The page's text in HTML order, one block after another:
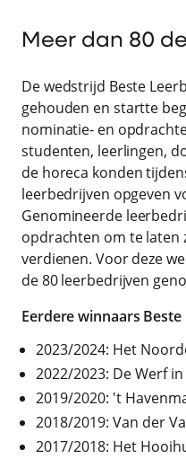
Meer dan 80
De wedstrijd Beste
gehouden en startte
nominatie- en
studenten, leerlingen,
de horeca konden
leerbedrijven opgeven
Genomineerde
opdrachten om te laten
verdienen. Voor deze
de 80 leerbedrijven
Eerdere winnaars
2023/2024: Het
2022/2023: De Werf
2019/2020: 't
2018/2019: Van der
2017/2018: Het